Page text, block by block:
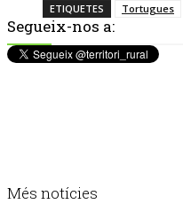
ETIQUETES Tortugues
Segueix-nos a:
Més notícies